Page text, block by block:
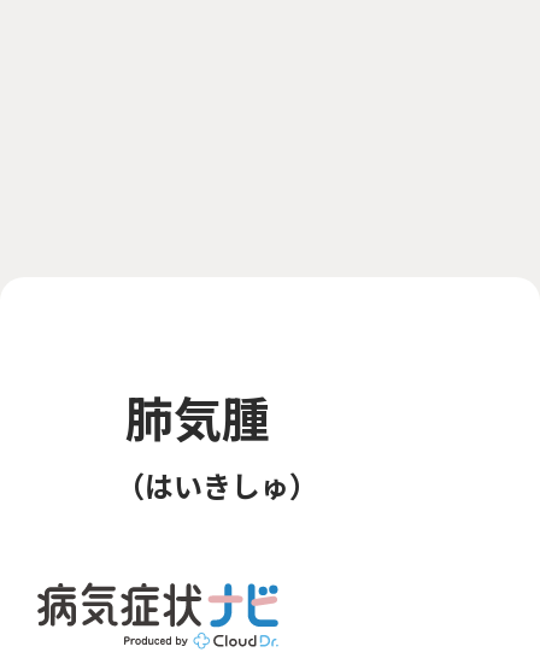
肺気腫
はいきしゅ
肺・気管（呼吸器系）
気道閉塞・拡張性の病気（ぜんそくな